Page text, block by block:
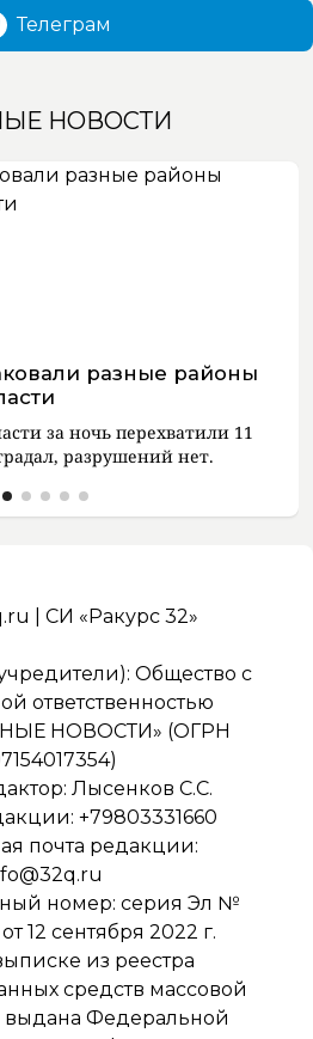
Телеграм
НОВОСТИ
разные районы
за ночь перехватили 11
разрушений нет.
| СИ «Ракурс 32»
Общество с
ответственностью
НОВОСТИ» (ОГРН
Лысенков С.С.
+79803331660
почта редакции:
номер: серия Эл №
12 сентября 2022 г.
из реестра
средств массовой
Федеральной